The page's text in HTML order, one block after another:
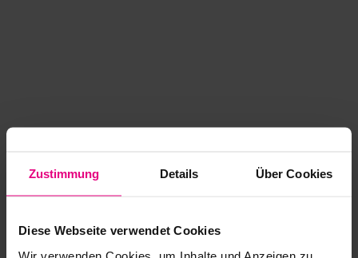
Zustimmung Details Über Cookies
Diese Webseite verwendet Cookies
Wir verwenden Cookies, um Inhalte und Anzeigen zu